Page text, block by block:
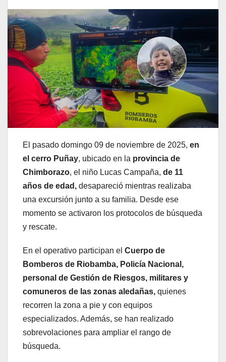
El pasado domingo 09 de noviembre de 2025, en
el cerro Puñay, ubicado en la provincia de
Chimborazo, el niño Lucas Campaña, de 11
años de edad, desapareció mientras realizaba
una excursión junto a su familia. Desde ese
momento se activaron los protocolos de búsqueda
y rescate.
En el operativo participan el Cuerpo de
Bomberos de Riobamba, Policía Nacional,
personal de Gestión de Riesgos, militares y
comuneros de las zonas aledañas, quienes
recorren la zona a pie y con equipos
especializados. Además, se han realizado
sobrevolaciones para ampliar el rango de
búsqueda.